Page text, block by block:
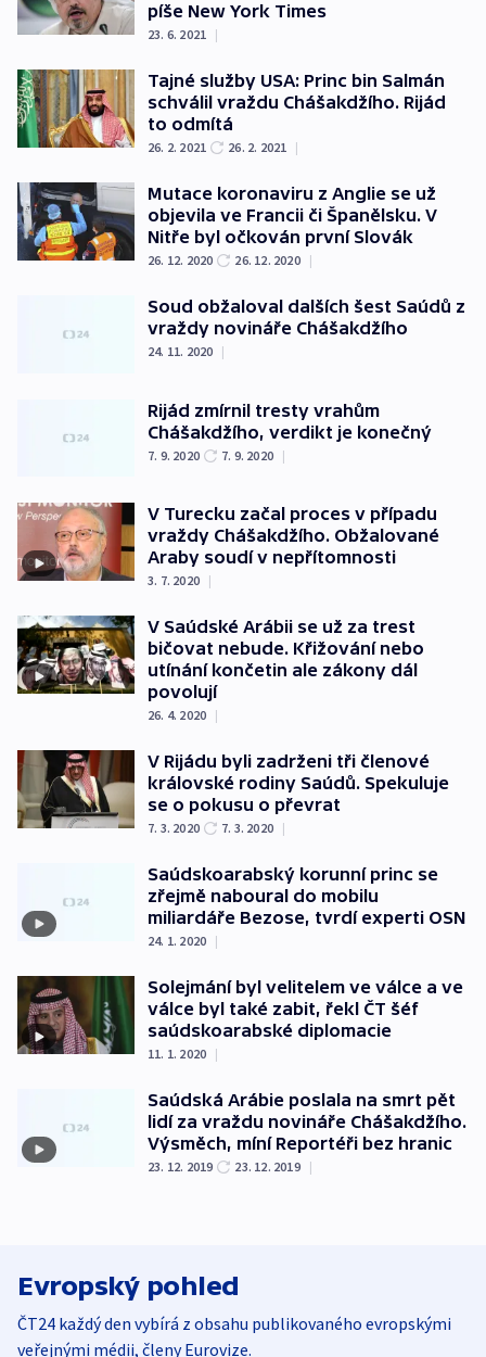
píše New York Times
23. 6. 2021 |
Tajné služby USA: Princ bin Salmán
schválil vraždu Chášakdžího. Rijád
to odmítá
26. 2. 2021 26. 2. 2021 |
Mutace koronaviru z Anglie se už
objevila ve Francii či Španělsku. V
Nitře byl očkován první Slovák
26. 12. 2020 26. 12. 2020 |
Soud obžaloval dalších šest Saúdů z
vraždy novináře Chášakdžího
24. 11. 2020 |
Rijád zmírnil tresty vrahům
Chášakdžího, verdikt je konečný
7. 9. 2020 7. 9. 2020 |
V Turecku začal proces v případu
vraždy Chášakdžího. Obžalované
Araby soudí v nepřítomnosti
3. 7. 2020 |
V Saúdské Arábii se už za trest
bičovat nebude. Křižování nebo
utínání končetin ale zákony dál
povolují
26. 4. 2020 |
V Rijádu byli zadrženi tři členové
královské rodiny Saúdů. Spekuluje
se o pokusu o převrat
7. 3. 2020 7. 3. 2020 |
Saúdskoarabský korunní princ se
zřejmě naboural do mobilu
miliardáře Bezose, tvrdí experti OSN
24. 1. 2020 |
Solejmání byl velitelem ve válce a ve
válce byl také zabit, řekl ČT šéf
saúdskoarabské diplomacie
11. 1. 2020 |
Saúdská Arábie poslala na smrt pět
lidí za vraždu novináře Chášakdžího.
Výsměch, míní Reportéři bez hranic
23. 12. 2019 23. 12. 2019 |
Evropský pohled
ČT24 každý den vybírá z obsahu publikovaného evropskými
veřejnými médii, členy Eurovize.